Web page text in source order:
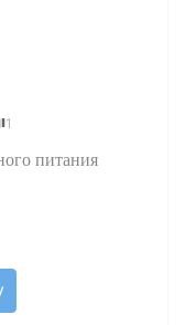
1
питания